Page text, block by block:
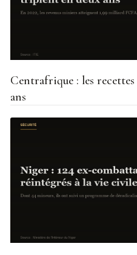
Centrafrique : les
ans